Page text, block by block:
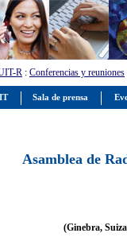
R : Conferencias y reuniones
Asamblea de
(Ginebra,
Sala de prensa